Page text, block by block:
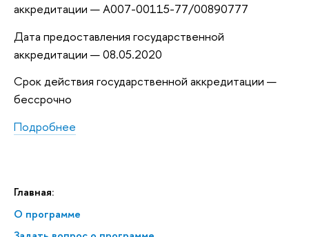
Главная:
О программе
аккредитации — А007-00115-77/00890777
Дата предоставления государственной
аккредитации — 08.05.2020
Срок действия государственной аккредитации —
бессрочно
Подробнее